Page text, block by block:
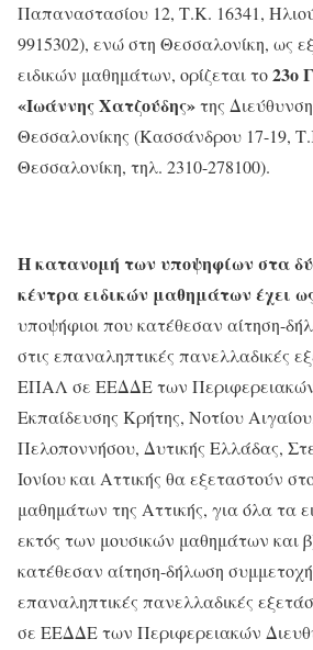
Παπαναστασίου 12, Τ.Κ. 16341,
9915302), ενώ στη Θεσσαλονίκη, ως
ειδικών μαθημάτων, ορίζεται το23ο
«Ιωάννης Χατζούδης»της
Θεσσαλονίκης (Κασσάνδρου 17-19,
Θεσσαλονίκη, τηλ. 2310-278100).
Η κατανομή των υποψηφίων στα
κέντρα ειδικών μαθημάτων έχει
υποψήφιοι που κατέθεσαν αίτηση-
στις επαναληπτικές πανελλαδικές
ΕΠΑΛ σε ΕΕΔΔΕ των
Εκπαίδευσης Κρήτης, Νοτίου
Πελοποννήσου, Δυτικής Ελλάδας,
Ιονίου και Αττικής θα εξεταστούν
μαθημάτων της Αττικής, για όλα τα
εκτός των μουσικών μαθημάτων και
κατέθεσαν αίτηση-δήλωση
επαναληπτικές πανελλαδικές
σε ΕΕΔΔΕ των Περιφερειακών